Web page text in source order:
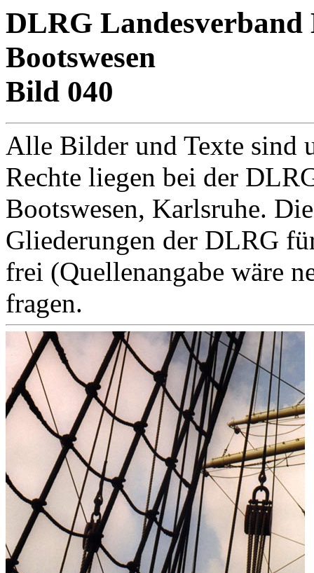
DLRG Landesverband
Bootswesen
Bild 040
Alle Bilder und Texte sind
Rechte liegen bei der
Bootswesen, Karlsruhe.
Gliederungen der DLRG
frei (Quellenangabe wäre
fragen.